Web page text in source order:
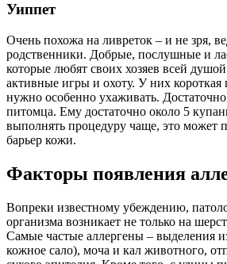
Уиппет
Очень похожа на ливреток – и не зря,
родственники. Добрые, послушные и
которые любят своих хозяев всей
активные игры и охоту. У них короткая
нужно особенно ухаживать.
питомца. Ему достаточно около 5
выполнять процедуру чаще, это может
барьер кожи.
Факторы появления
Вопреки известному убеждению,
организма возникает не только на
Самые частые аллергены – выделения
кожное сало), моча и кал животного,